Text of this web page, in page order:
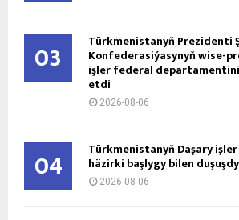
03 Türkmenistanyň Prezidenti
Konfederasiýasynyň wise-
işler federal
etdi
2026-08-06
04 Türkmenistanyň Daşary
häzirki başlygy bilen duşuşdy
2026-08-06